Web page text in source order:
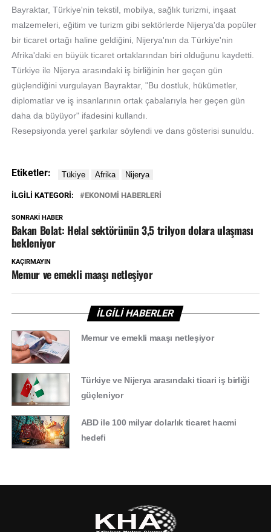
Bayraktar, Türkiye'nin tekstil, mobilya, sağlık turizmi, inşaat
malzemeleri, eğitim ve turizm gibi sektörlerde Nijerya'da popüler
bir ticaret ortağı haline geldiğini, Nijerya'nın da Türkiye'nin
Afrika'daki en büyük ticaret ortaklarından biri olduğunu kaydetti.
Türkiye ile Nijerya arasındaki iş birliğinin her geçen gün
güçlendiğini vurgulayan Bayraktar, "Bu dostluk, hükümetler,
diplomatlar ve iş insanlarının ortak çabalarıyla her geçen gün
daha da büyüyor" ifadesini kullandı.
Resepsiyonda yerel şarkılar söylendi ve dans gösterisi sunuldu.
Etiketler:
İLGILI KATEGORI: EKONOMİ HABERLERİ
SONRAKI HABER
Bakan Bolat: Helal sektörünün 3,5 trilyon dolara ulaşması
bekleniyor
KAÇIRMAYIN
Memur ve emekli maaşı netleşiyor
İLGİLİ HABERLER
Memur ve emekli maaşı netleşiyor
Türkiye ve Nijerya arasındaki ticari iş birliği
güçleniyor
ABD ile 100 milyar dolarlık ticaret hacmi
hedefi